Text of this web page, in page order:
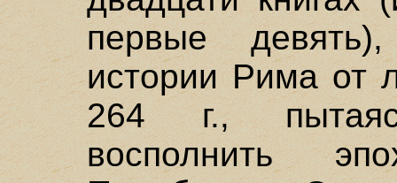
первые
истории Рима от
264 г.,
восполнить